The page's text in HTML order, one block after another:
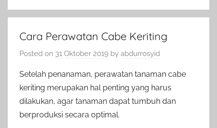
Cara Perawatan Cabe Keriting
Posted on 31 Oktober 2019 by abdurrosyid
Setelah penanaman, perawatan tanaman cabe
keriting merupakan hal penting yang harus
dilakukan, agar tanaman dapat tumbuh dan
berproduksi secara optimal.